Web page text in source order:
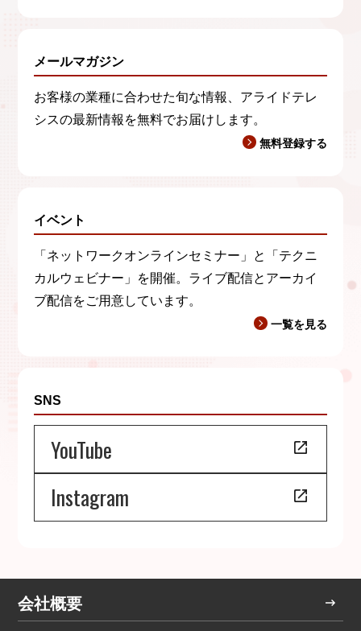
メールマガジン
お客様の業種に合わせた旬な情報、アライドテレ
シスの最新情報を無料でお届けします。
無料登録する
イベント
「ネットワークオンラインセミナー」と「テクニ
カルウェビナー」を開催。ライブ配信とアーカイ
ブ配信をご用意しています。
一覧を見る
SNS
YouTube
Instagram
会社概要